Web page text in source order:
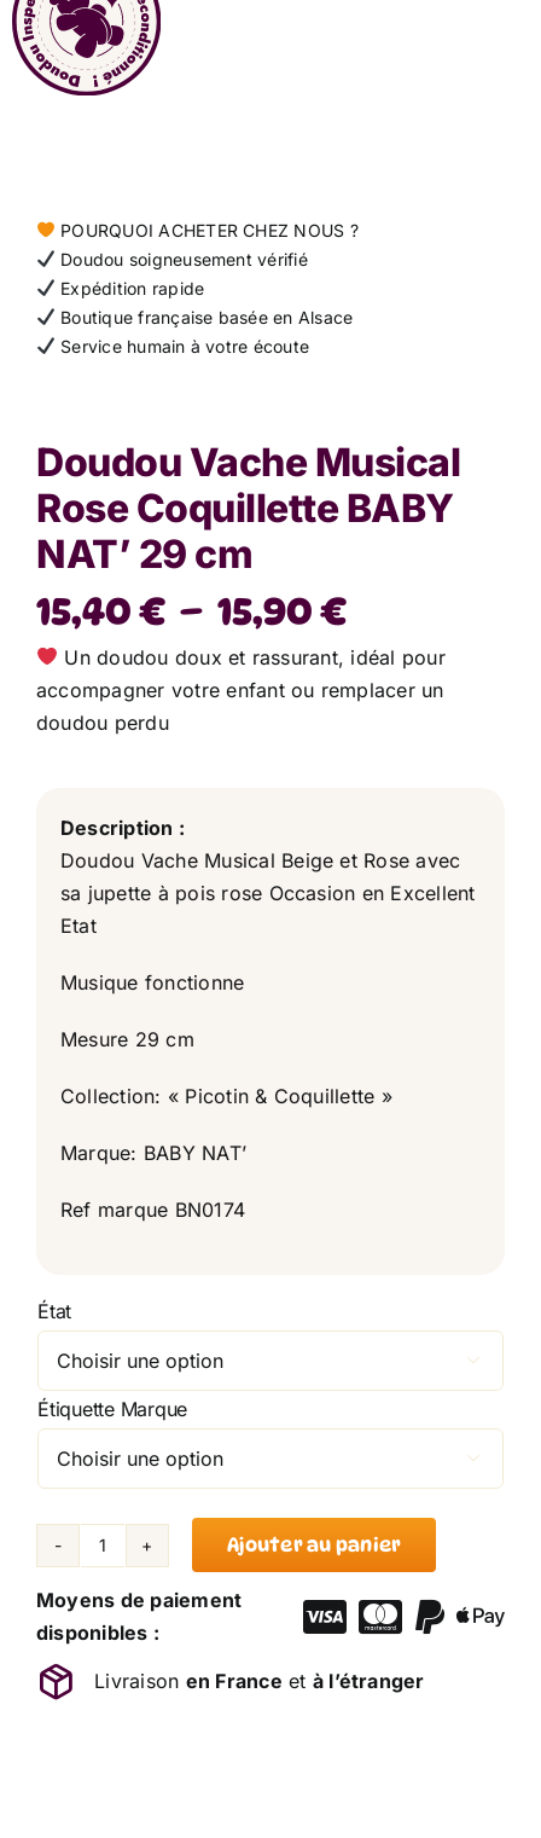
Contact
POURQUOI ACHETER CHEZ NOUS ?
Doudou soigneusement vérifié
Expédition rapide
Boutique française basée en Alsace
Service humain à votre écoute
Doudou Vache Musical
Rose Coquillette BABY
NAT’ 29 cm
15,40€ – 15,90€Plage
de
prix :
Un doudou doux et rassurant, idéal pour
accompagner votre enfant ou remplacer un
doudou perdu
Description :
Doudou Vache Musical Beige et Rose avec
sa jupette à pois rose Occasion en Excellent
Etat
Musique fonctionne
Mesure 29 cm
Collection: « Picotin & Coquillette »
Marque: BABY NAT’
Ref marque BN0174
État

Étiquette Marque

quantité
de
Doudou
Musical
Ajouter au panier
Moyens de paiement
disponibles :
Livraison en France et à l’étranger